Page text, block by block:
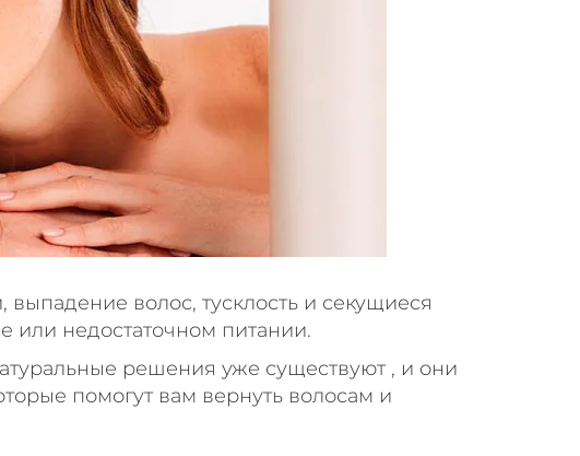
волос, тусклость и секущиеся
или недостаточном питании.
решения уже существуют , и они
помогут вам вернуть волосам и